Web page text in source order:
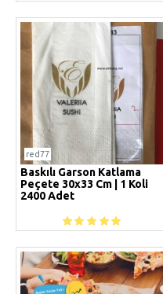
red77
Baskılı Garson Katlama
Peçete 30x33 Cm | 1 Koli
2400 Adet